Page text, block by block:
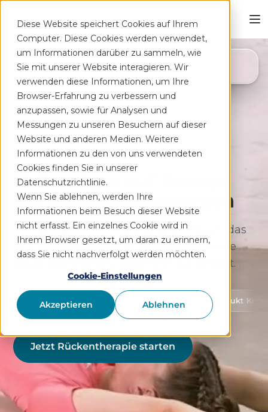
Diese Website speichert Cookies auf Ihrem
Computer. Diese Cookies werden verwendet,
um Informationen darüber zu sammeln, wie
Sie mit unserer Website interagieren. Wir
verwenden diese Informationen, um Ihre
Browser-Erfahrung zu verbessern und
anzupassen, sowie für Analysen und
Messungen zu unseren Besuchern auf dieser
Website und anderen Medien. Weitere
Informationen zu den von uns verwendeten
Cookies finden Sie in unserer
Datenschutzrichtlinie.
Wenn Sie ablehnen, werden Ihre
Informationen beim Besuch dieser Website
nicht erfasst. Ein einzelnes Cookie wird in
Ihrem Browser gesetzt, um daran zu erinnern,
dass Sie nicht nachverfolgt werden möchten.
Cookie-Einstellungen
Akzeptieren Ablehnen
Deine App auf Rezept
bei Rücken­schmerzen
Therapeutisches Training für zu Hause, das
sich flexibel deinem Alltag anpasst. Ohne
lange Wartezeiten, kostenfrei auf Rezept.
von Gesundheitsdaten Medizinprodukt Klasse 1
Jetzt Rückentherapie starten